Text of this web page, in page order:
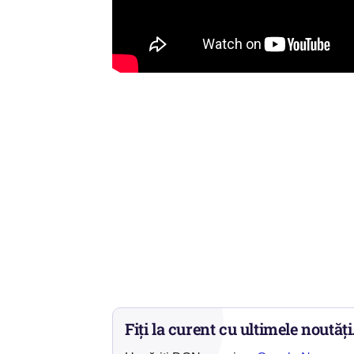
Fiți la curent cu ultimele